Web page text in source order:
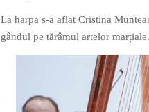
La harpa s-a aflat Cristina
gândul pe tărâmul artelor marțiale.